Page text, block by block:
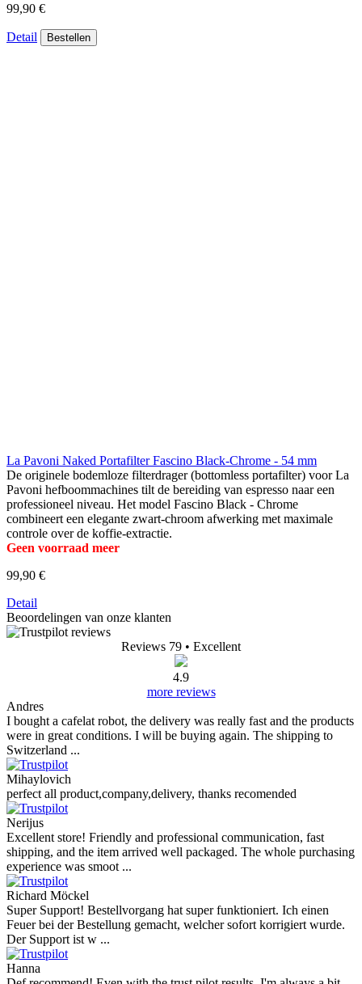
99,90 €
Detail Bestellen
La Pavoni Naked Portafilter Fascino Black-Chrome - 54 mm
De originele bodemloze filterdrager (bottomless portafilter) voor La
Pavoni hefboommachines tilt de bereiding van espresso naar een
professioneel niveau. Het model Fascino Black - Chrome
combineert een elegante zwart-chroom afwerking met maximale
controle over de koffie-extractie.
Geen voorraad meer
99,90 €
Detail
Beoordelingen van onze klanten
Reviews 79 • Excellent
4.9
more reviews
Andres
I bought a cafelat robot, the delivery was really fast and the products
were in great conditions. I will be buying again. The shipping to
Switzerland ...
Mihaylovich
perfect all product,company,delivery, thanks recomended
Nerijus
Excellent store! Friendly and professional communication, fast
shipping, and the item arrived well packaged. The whole purchasing
experience was smoot ...
Richard Möckel
Super Support! Bestellvorgang hat super funktioniert. Ich einen
Feuer bei der Bestellung gemacht, welcher sofort korrigiert wurde.
Der Support ist w ...
Hanna